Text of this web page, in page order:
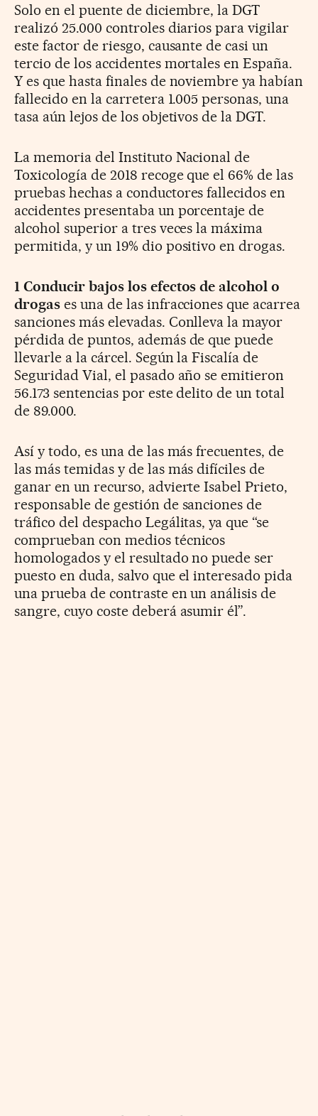
Solo en el puente de diciembre, la DGT
realizó 25.000 controles diarios para vigilar
este factor de riesgo, causante de casi un
tercio de los accidentes mortales en España.
Y es que hasta finales de noviembre ya habían
fallecido en la carretera 1.005 personas, una
tasa aún lejos de los objetivos de la DGT.
La memoria del Instituto Nacional de
Toxicología de 2018 recoge que el 66% de las
pruebas hechas a conductores fallecidos en
accidentes presentaba un porcentaje de
alcohol superior a tres veces la máxima
permitida, y un 19% dio positivo en drogas.
1 Conducir bajos los efectos de alcohol o
drogases una de las infracciones que acarrea
sanciones más elevadas. Conlleva la mayor
pérdida de puntos, además de que puede
llevarle a la cárcel. Según la Fiscalía de
Seguridad Vial, el pasado año se emitieron
56.173 sentencias por este delito de un total
de 89.000.
Así y todo, es una de las más frecuentes, de
las más temidas y de las más difíciles de
ganar en un recurso, advierte Isabel Prieto,
responsable de gestión de sanciones de
tráfico del despacho Legálitas, ya que “se
comprueban con medios técnicos
homologados y el resultado no puede ser
puesto en duda, salvo que el interesado pida
una prueba de contraste en un análisis de
sangre, cuyo coste deberá asumir él”.